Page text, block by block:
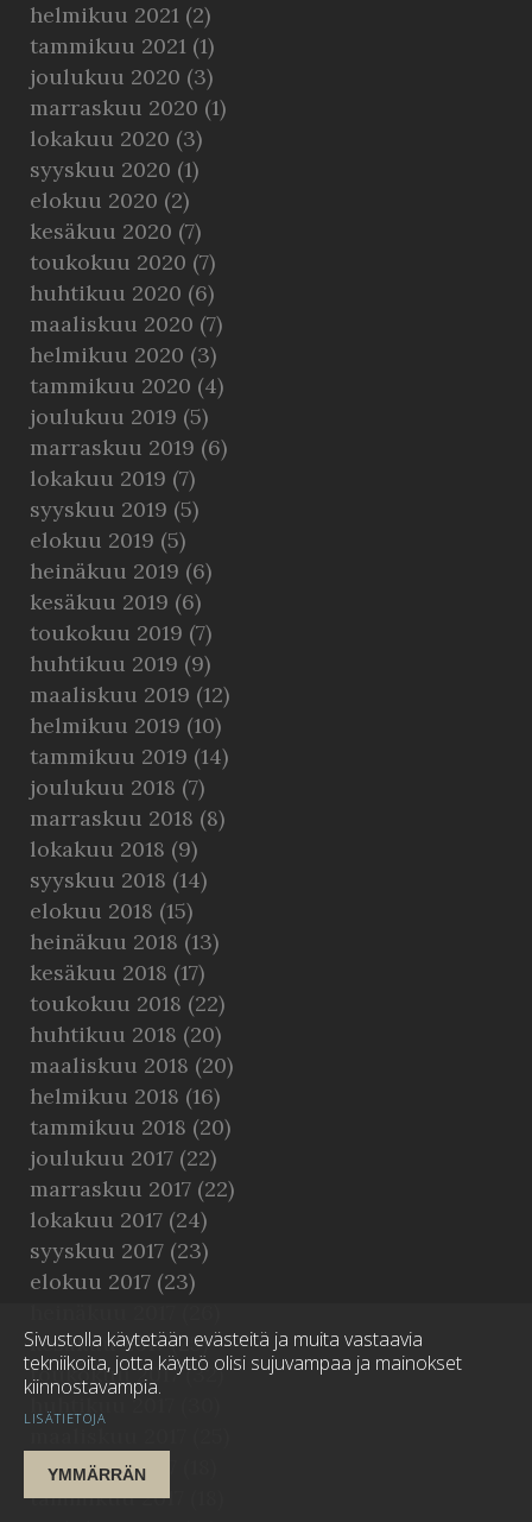
helmikuu 2021 (2)
tammikuu 2021 (1)
joulukuu 2020 (3)
marraskuu 2020 (1)
lokakuu 2020 (3)
syyskuu 2020 (1)
elokuu 2020 (2)
kesäkuu 2020 (7)
toukokuu 2020 (7)
huhtikuu 2020 (6)
maaliskuu 2020 (7)
helmikuu 2020 (3)
tammikuu 2020 (4)
joulukuu 2019 (5)
marraskuu 2019 (6)
lokakuu 2019 (7)
syyskuu 2019 (5)
elokuu 2019 (5)
heinäkuu 2019 (6)
kesäkuu 2019 (6)
toukokuu 2019 (7)
huhtikuu 2019 (9)
maaliskuu 2019 (12)
helmikuu 2019 (10)
tammikuu 2019 (14)
joulukuu 2018 (7)
marraskuu 2018 (8)
lokakuu 2018 (9)
syyskuu 2018 (14)
elokuu 2018 (15)
heinäkuu 2018 (13)
kesäkuu 2018 (17)
toukokuu 2018 (22)
huhtikuu 2018 (20)
maaliskuu 2018 (20)
helmikuu 2018 (16)
tammikuu 2018 (20)
joulukuu 2017 (22)
marraskuu 2017 (22)
lokakuu 2017 (24)
syyskuu 2017 (23)
elokuu 2017 (23)
kesäkuu 2017(25)
toukokuu 2017(32)
huhtikuu 2017
helmikuu 2017
tammikuu 2017
LISÄTIETOJA
Sivustolla käytetään evästeitä ja muita vastaavia
tekniikoita, jotta käyttö olisi sujuvampaa ja mainokset
kiinnostavampia.
YMMÄRRÄN